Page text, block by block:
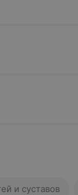
и суставов